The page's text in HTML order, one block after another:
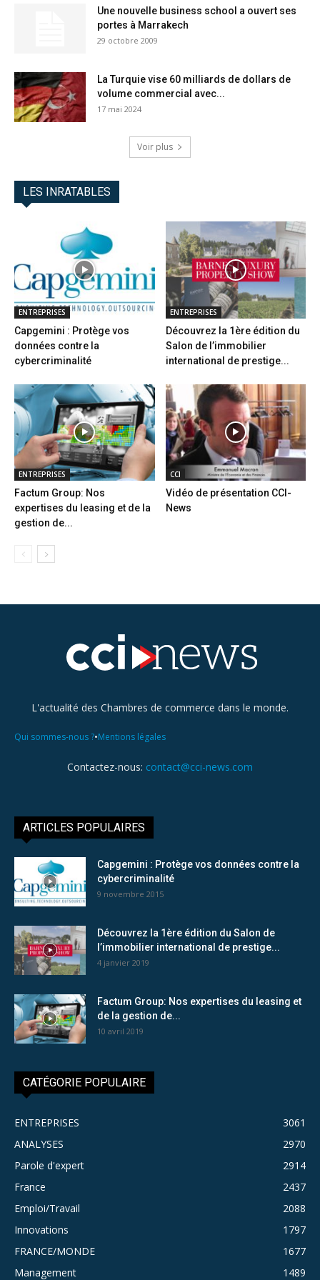
Une nouvelle business school a ouvert ses
portes à Marrakech
29 octobre 2009
La Turquie vise 60 milliards de dollars de
volume commercial avec...
17 mai 2024
Voir plus
LES INRATABLES
ENTREPRISES
Capgemini : Protège vos
données contre la
cybercriminalité
ENTREPRISES
Découvrez la 1ère édition du
Salon de l’immobilier
international de prestige...
ENTREPRISES
Factum Group: Nos
expertises du leasing et de la
gestion de...
CCI
Vidéo de présentation CCI-
News
L'actualité des Chambres de commerce dans le monde.
Qui sommes-nous ?•Mentions légales
Contactez-nous: contact@cci-news.com
ARTICLES POPULAIRES
Capgemini : Protège vos données contre la
cybercriminalité
9 novembre 2015
Découvrez la 1ère édition du Salon de
l’immobilier international de prestige...
4 janvier 2019
Factum Group: Nos expertises du leasing et
de la gestion de...
10 avril 2019
CATÉGORIE POPULAIRE
ENTREPRISES
3061
ANALYSES
2970
Parole d'expert
2914
France
2437
Emploi/Travail
2088
Innovations
1797
FRANCE/MONDE
1677
Management
1489